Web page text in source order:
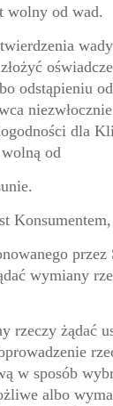
wolny od wad.
odstąpieniu
dla
od
przez
wymiany
rzeczy żądać
w sposób
albo